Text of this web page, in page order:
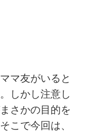
マ友がいると
しかし注意し
さかの目的を
こで今回は、